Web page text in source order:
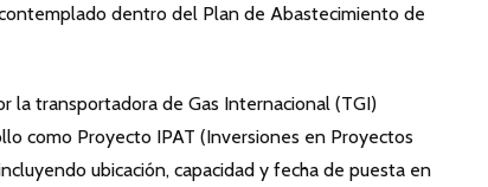
dentro del Plan de Abastecimiento de
la transportadora de Gas Internacional (TGI)
como Proyecto IPAT (Inversiones en Proyectos
ubicación, capacidad y fecha de puesta en